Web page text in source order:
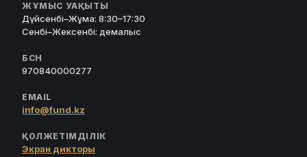
ЖҰМЫС УАҚЫТЫ
Дүйсенбі–Жұма: 8:30–17:30
Сенбі–Жексенбі: демалыс
БСН
970840000277
EMAIL
info@fund.kz
ҚОЛЖЕТІМДІЛІК
Экран дикторы